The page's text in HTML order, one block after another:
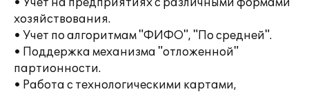
• Учет на предприятиях с различными формами
хозяйствования.
• Учет по алгоритмам "ФИФО", "По средней".
• Поддержка механизма "отложенной"
партионности.
• Работа с технологическими картами,